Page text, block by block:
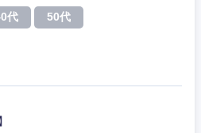
代 50代